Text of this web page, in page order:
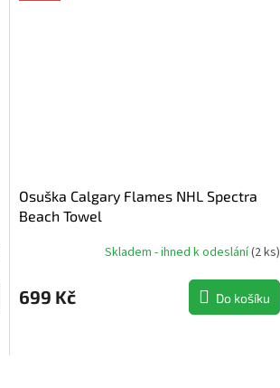
Osuška Calgary Flames NHL Spectra
Beach Towel
Skladem - ihned k odeslání(2 ks)
699 Kč Do košíku